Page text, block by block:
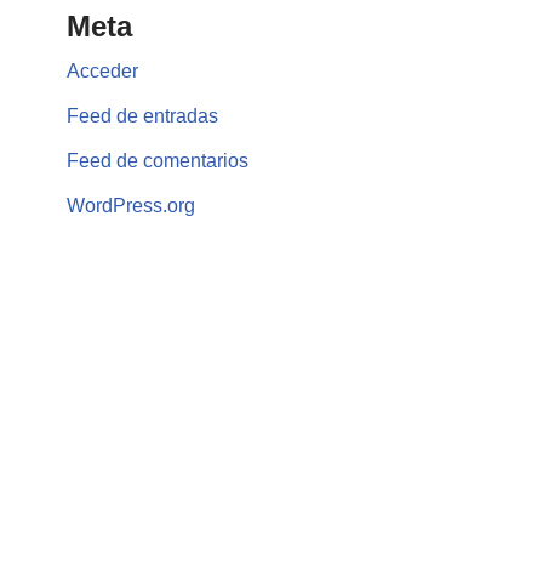
Meta
Acceder
Feed de entradas
Feed de comentarios
WordPress.org